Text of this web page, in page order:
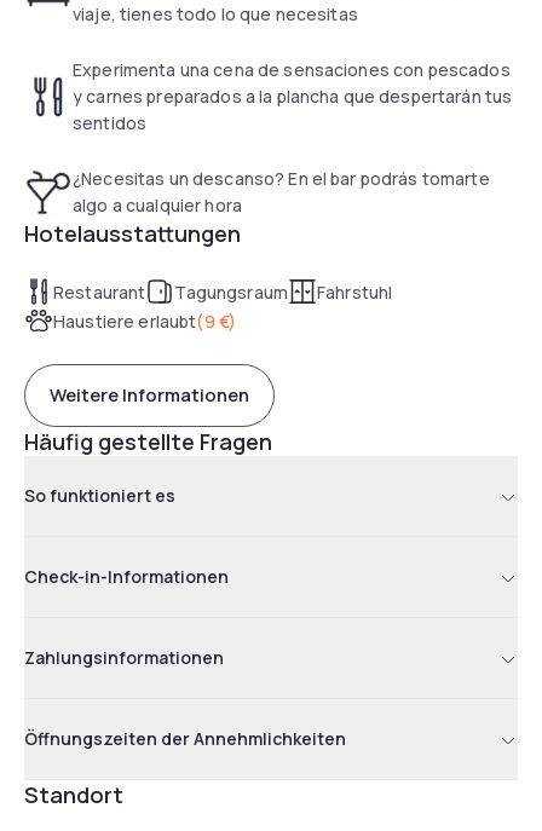
viaje, tienes todo lo que necesitas
Experimenta una cena de sensaciones con pescados
y carnes preparados a la plancha que despertarán tus
sentidos
¿Necesitas un descanso? En el bar podrás tomarte
algo a cualquier hora
Hotelausstattungen
Restaurant Tagungsraum
Fahrstuhl
Haustiere erlaubt(9 €)
Weitere Informationen
Häufig gestellte Fragen
So funktioniert es
Check-in-Informationen
Zahlungsinformationen
Öffnungszeiten der Annehmlichkeiten
Standort